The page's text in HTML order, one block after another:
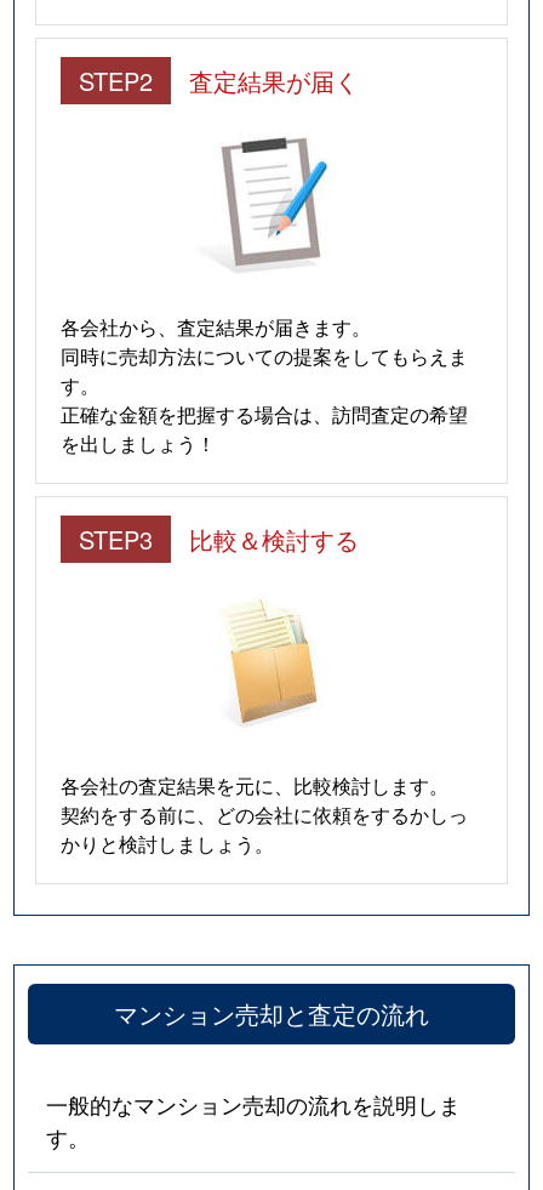
STEP2 査定結果が届く
各会社から、査定結果が届きます。
同時に売却方法についての提案をしてもらえま
す。
正確な金額を把握する場合は、訪問査定の希望
を出しましょう！
STEP3 比較＆検討する
各会社の査定結果を元に、比較検討します。
契約をする前に、どの会社に依頼をするかしっ
かりと検討しましょう。
マンション売却と査定の流れ
一般的なマンション売却の流れを説明しま
す。